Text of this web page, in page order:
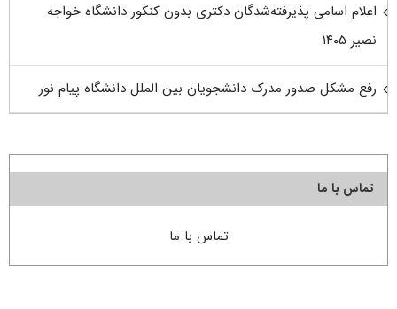
اعلام اسامی پذیرفته‌شدگان دکتری بدون کنکور دانشگاه خواجه
نصیر ۱۴۰۵
رفع مشکل صدور مدرک دانشجویان بین الملل دانشگاه پیام نور
تماس با ما
تماس با ما